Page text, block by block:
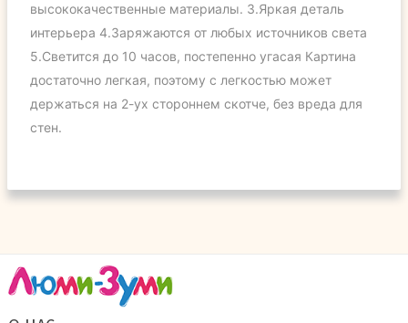
высококачественные материалы. 3.Яркая деталь
интерьера 4.Заряжаются от любых источников света
5.Светится до 10 часов, постепенно угасая Картина
достаточно легкая, поэтому с легкостью может
держаться на 2-ух стороннем скотче, без вреда для
стен.